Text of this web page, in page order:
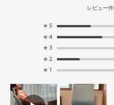
レビュー
★ 5
★ 4
★ 3
★ 2
★ 1